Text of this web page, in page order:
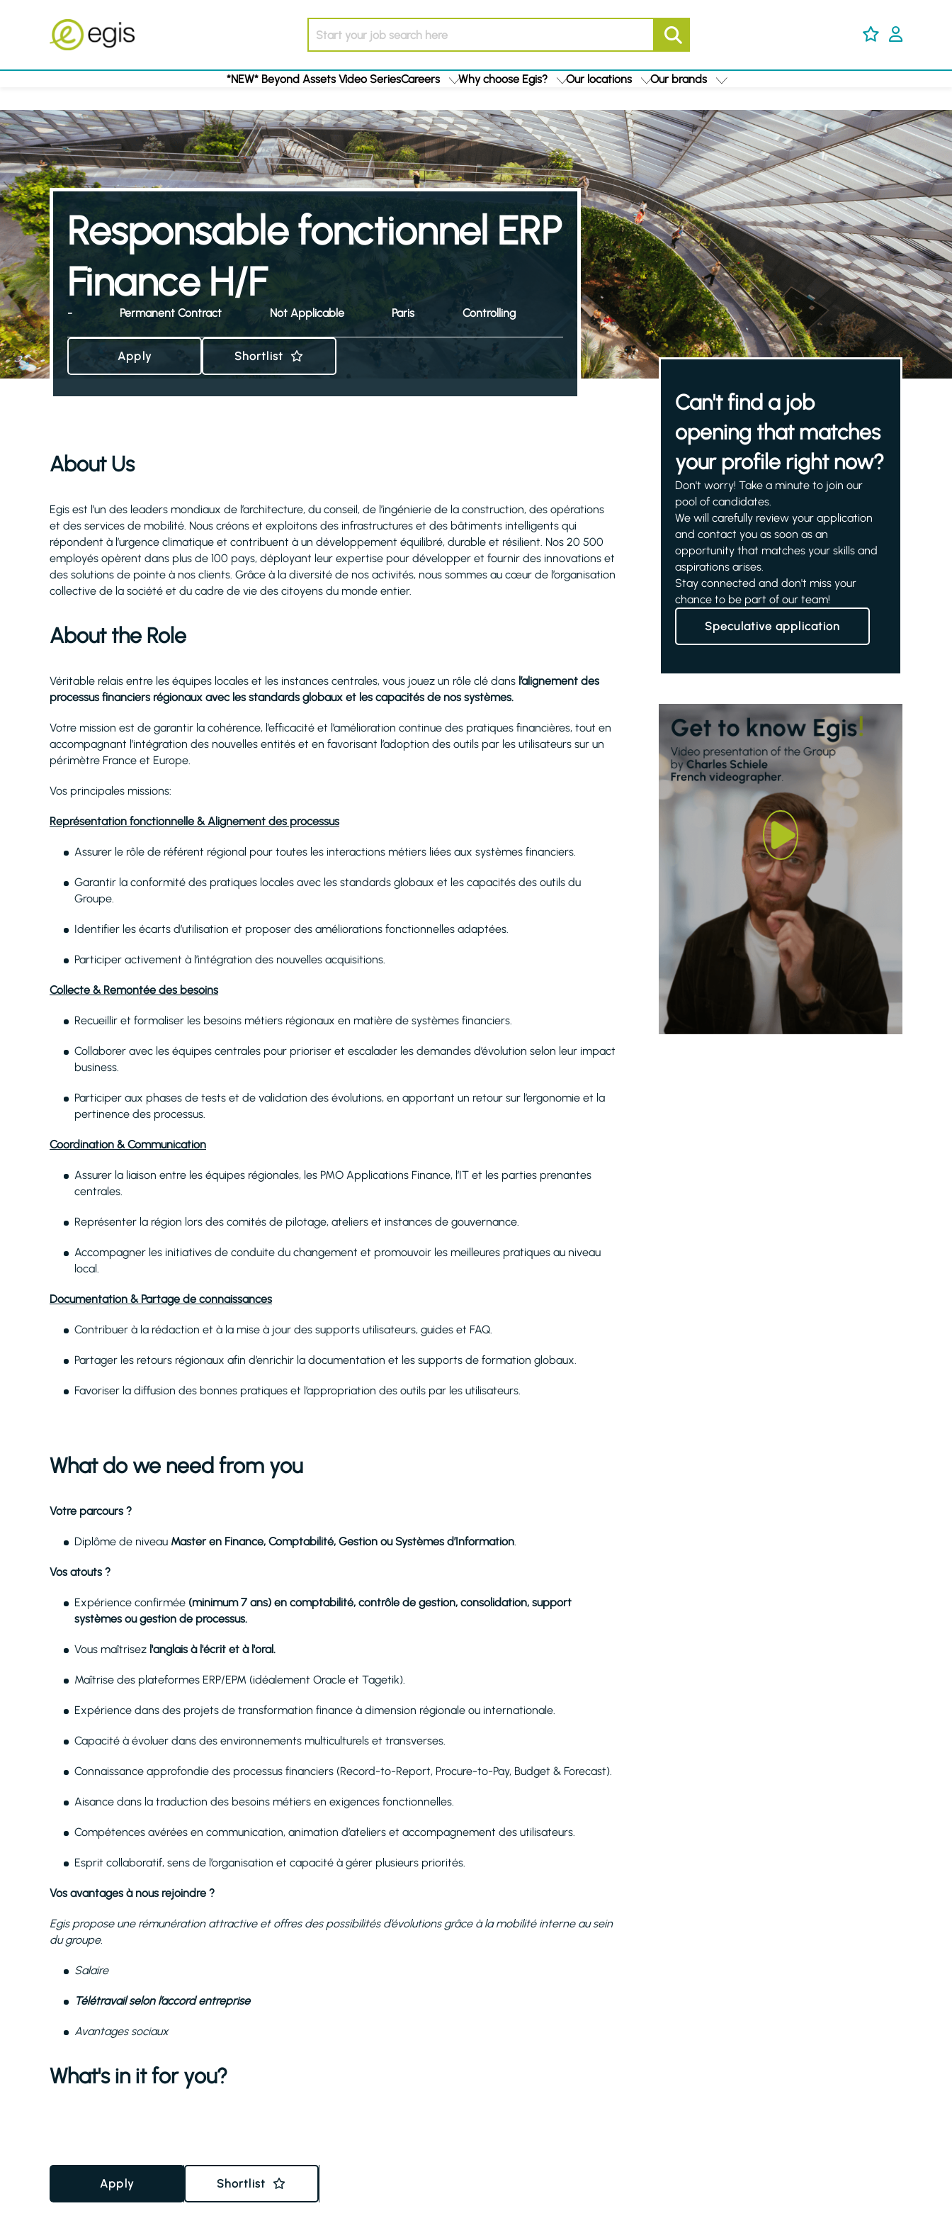
*NEW* Beyond Assets Video SeriesCareers Why choose Egis? Our locations Our brands
Responsable fonctionnel ERP
Finance H/F
- Permanent Contract Not Applicable Paris Controlling
Apply Shortlist
About Us
Egis est l’un des leaders mondiaux de l’architecture, du conseil, de l’ingénierie de la construction, des opérations
et des services de mobilité. Nous créons et exploitons des infrastructures et des bâtiments intelligents qui
répondent à l’urgence climatique et contribuent à un développement équilibré, durable et résilient. Nos 20 500
employés opèrent dans plus de 100 pays, déployant leur expertise pour développer et fournir des innovations et
des solutions de pointe à nos clients. Grâce à la diversité de nos activités, nous sommes au cœur de l’organisation
collective de la société et du cadre de vie des citoyens du monde entier.
About the Role
Véritable relais entre les équipes locales et les instances centrales, vous jouez un rôle clé dans l’alignement des
processus financiers régionaux avec les standards globaux et les capacités de nos systèmes.
Votre mission est de garantir la cohérence, l’efficacité et l’amélioration continue des pratiques financières, tout en
accompagnant l’intégration des nouvelles entités et en favorisant l’adoption des outils par les utilisateurs sur un
périmètre France et Europe.
Vos principales missions:
Représentation fonctionnelle & Alignement des processus
Assurer le rôle de référent régional pour toutes les interactions métiers liées aux systèmes financiers.
Garantir la conformité des pratiques locales avec les standards globaux et les capacités des outils du
Groupe.
Identifier les écarts d’utilisation et proposer des améliorations fonctionnelles adaptées.
Participer activement à l’intégration des nouvelles acquisitions.
Collecte & Remontée des besoins
Recueillir et formaliser les besoins métiers régionaux en matière de systèmes financiers.
Collaborer avec les équipes centrales pour prioriser et escalader les demandes d’évolution selon leur impact
business.
Participer aux phases de tests et de validation des évolutions, en apportant un retour sur l’ergonomie et la
pertinence des processus.
Coordination & Communication
Assurer la liaison entre les équipes régionales, les PMO Applications Finance, l’IT et les parties prenantes
centrales.
Représenter la région lors des comités de pilotage, ateliers et instances de gouvernance.
Accompagner les initiatives de conduite du changement et promouvoir les meilleures pratiques au niveau
local.
Documentation & Partage de connaissances
Contribuer à la rédaction et à la mise à jour des supports utilisateurs, guides et FAQ.
Partager les retours régionaux afin d’enrichir la documentation et les supports de formation globaux.
Favoriser la diffusion des bonnes pratiques et l’appropriation des outils par les utilisateurs.
What do we need from you
Votre parcours ?
Diplôme de niveau Master en Finance, Comptabilité, Gestion ou Systèmes d’Information.
Vos atouts ?
Expérience confirmée (minimum 7 ans) en comptabilité, contrôle de gestion, consolidation, support
systèmes ou gestion de processus.
Vous maîtrisez l'anglais à l'écrit et à l'oral.
Maîtrise des plateformes ERP/EPM (idéalement Oracle et Tagetik).
Expérience dans des projets de transformation finance à dimension régionale ou internationale.
Capacité à évoluer dans des environnements multiculturels et transverses.
Connaissance approfondie des processus financiers (Record-to-Report, Procure-to-Pay, Budget & Forecast).
Aisance dans la traduction des besoins métiers en exigences fonctionnelles.
Compétences avérées en communication, animation d’ateliers et accompagnement des utilisateurs.
Esprit collaboratif, sens de l’organisation et capacité à gérer plusieurs priorités.
Vos avantages à nous rejoindre ?
Egis propose une rémunération attractive et offres des possibilités d’évolutions grâce à la mobilité interne au sein
du groupe.
Salaire
Télétravail selon l’accord entreprise
Avantages sociaux
What's in it for you?
Apply Shortlist
Can't find a job
opening that matches
your profile right now?
Don't worry! Take a minute to join our
pool of candidates.
We will carefully review your application
and contact you as soon as an
opportunity that matches your skills and
aspirations arises.
Stay connected and don't miss your
chance to be part of our team!
Speculative application